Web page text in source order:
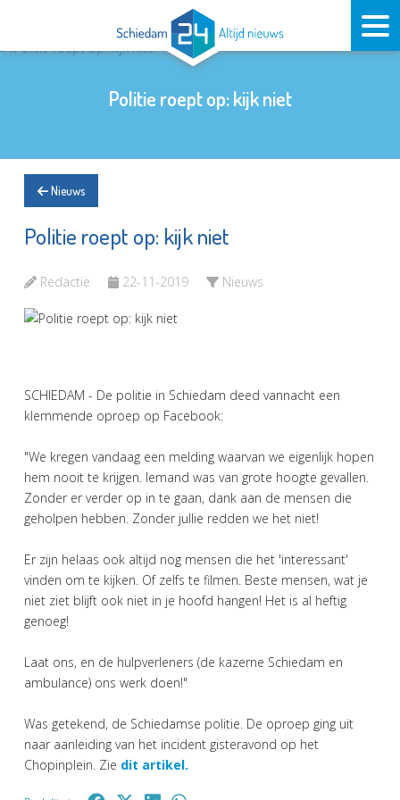
Politie roept op: kijk niet
Nieuws
Politie roept op: kijk niet
Redactie 22-11-2019 Nieuws
SCHIEDAM - De politie in Schiedam deed vannacht een
klemmende oproep op Facebook:
"We kregen vandaag een melding waarvan we eigenlijk hopen
hem nooit te krijgen. Iemand was van grote hoogte gevallen.
Zonder er verder op in te gaan, dank aan de mensen die
geholpen hebben. Zonder jullie redden we het niet!
Er zijn helaas ook altijd nog mensen die het 'interessant'
vinden om te kijken. Of zelfs te filmen. Beste mensen, wat je
niet ziet blijft ook niet in je hoofd hangen! Het is al heftig
genoeg!
Laat ons, en de hulpverleners (de kazerne Schiedam en
ambulance) ons werk doen!"
Was getekend, de Schiedamse politie. De oproep ging uit
naar aanleiding van het incident gisteravond op het
Chopinplein. Zie dit artikel.